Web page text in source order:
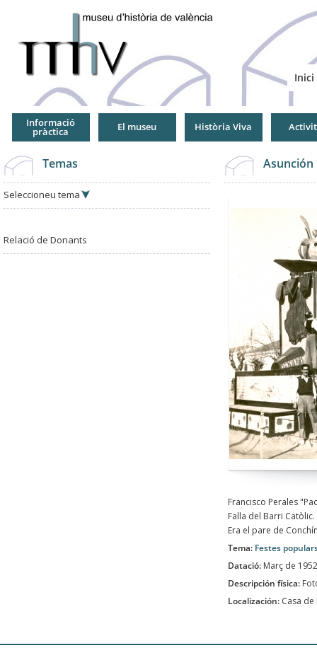
Inici
Informació
pràctica El museu Història Viva
Temas
Seleccioneu tema
Relació de Donants
Asunción
Francisco Perales
Falla del Barri Catòlic.
Era el pare de
Tema: Festes
Datació: Març de 1952
Descripción física:
Localización: Casa de